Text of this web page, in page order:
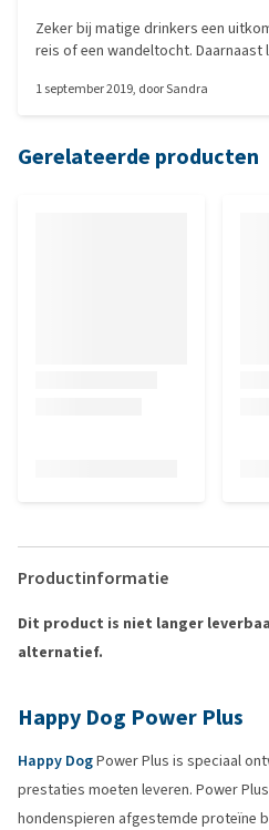
Zeker bij matige drinkers een
reis of een wandeltocht.
1 september 2019, doorSandra
Gerelateerde producten
Productinformatie
Dit product is niet langer
alternatief.
Happy Dog Power Plus
Happy DogPower Plus is speciaal
prestaties moeten leveren. Power
hondenspieren afgestemde proteïne